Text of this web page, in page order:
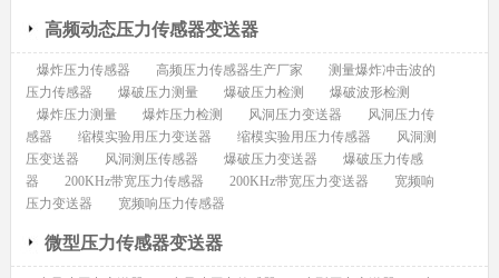
高频动态压力传感器变送器
爆炸压力传感器 高频压力传感器生产厂家
测量爆炸冲击波的
压力传感器
爆破压力测量 爆破压力检测
爆破波形检测
爆炸压力测量
爆炸压力检测 风洞压力变送器
风洞压力传
感器
缩模实验用压力变送器 缩模实验用压力传感器
风洞测
压变送器
风洞测压传感器 爆破压力变送器
爆破压力传感
器
200KHz带宽压力传感器 200KHz带宽压力变送器
宽频响
压力变送器
宽频响压力传感器
微型压力传感器变送器